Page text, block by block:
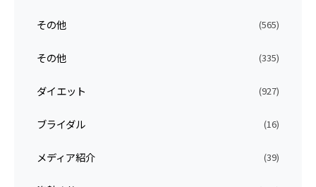
その他 (565)
その他 (335)
ダイエット (927)
ブライダル (16)
メディア紹介 (39)